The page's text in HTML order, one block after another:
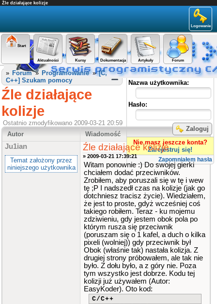
Źle działające kolizje
Logowanie
Start
Aktualności Kursy Dokumentacja Artykuły Forum
Panel użytkownika
Nazwa użytkownika:
Hasło:
Zaloguj
Nie masz jeszcze konta?
Zarejestruj się!
Zapomniałem hasła
» Forum» Programowanie»[C,
C++] Szukam pomocy
Źle działające
kolizje
Ostatnio zmodyfikowano 2009-03-21 20:59
Autor
Wiadomość
Ju1ian
Temat założony przez
niniejszego użytkownika
Źle działające kolizje
» 2009-03-21 17:39:21
Witam ponownie :) Do swojej gierki
chciałem dodać przeciwników.
Zrobiłem, aby poruszali się w tę i wew
tę ;P I nadszedł czas na kolizje (jak go
dotchniesz tracisz życie). Wiedziałem,
że jest to proste, gdyż wcześniej coś
takiego robiłem. Teraz - ku mojemu
zdziwieniu, gdy jestem obok pola po
którym rusza się przeciwnik
(poruszam się o 1 kafel, a duch o kilka
pixeli (wolniej)) gdy przeciwnik był
Obok (właśnie tak) nastała kolizja. Z
drugiej strony próbowałem, ale tak nie
było. Z dołu było, a z góry nie. Poza
tym wszystko jest dobrze. Kodu tej
kolizji już używałem (Autor:
EasyKoder). Oto kod:
C/C++